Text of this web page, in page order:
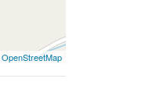
OpenStreetMap